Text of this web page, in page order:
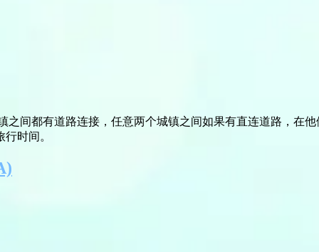
间都有道路连接，任意两个城镇之间如果有直连道路，在
时间。